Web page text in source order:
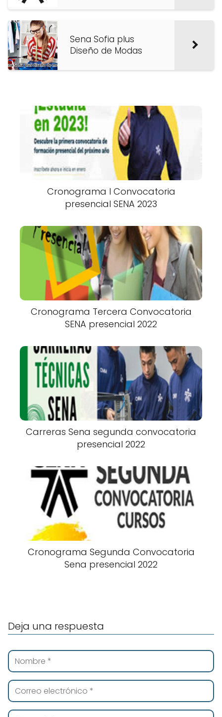
Sena Sofia plus
Diseño de Modas
Cronograma I Convocatoria
presencial SENA 2023
Cronograma Tercera Convocatoria
SENA presencial 2022
Carreras Sena segunda convocatoria
presencial 2022
Cronograma Segunda Convocatoria
Sena presencial 2022
Deja una respuesta